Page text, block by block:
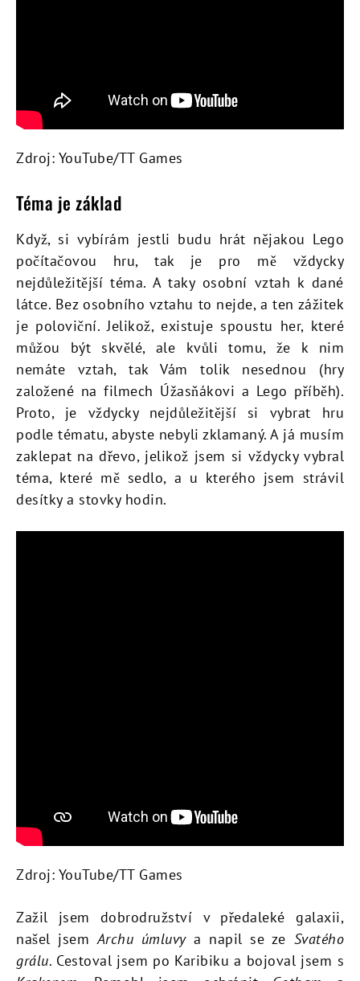
Zdroj: YouTube/TT Games
Téma je základ
Když, si vybírám jestli budu hrát nějakou Lego
počítačovou hru, tak je pro mě vždycky
nejdůležitější téma. A taky osobní vztah k dané
látce. Bez osobního vztahu to nejde, a ten zážitek
je poloviční. Jelikož, existuje spoustu her, které
můžou být skvělé, ale kvůli tomu, že k nim
nemáte vztah, tak Vám tolik nesednou (hry
založené na filmech Úžasňákovi a Lego příběh).
Proto, je vždycky nejdůležitější si vybrat hru
podle tématu, abyste nebyli zklamaný. A já musím
zaklepat na dřevo, jelikož jsem si vždycky vybral
téma, které mě sedlo, a u kterého jsem strávil
desítky a stovky hodin.
Zdroj: YouTube/TT Games
Zažil jsem dobrodružství v předaleké galaxii,
našel jsemArchu úmluvya napil se ze Svatého
grálu. Cestoval jsem po Karibiku a bojoval jsem s